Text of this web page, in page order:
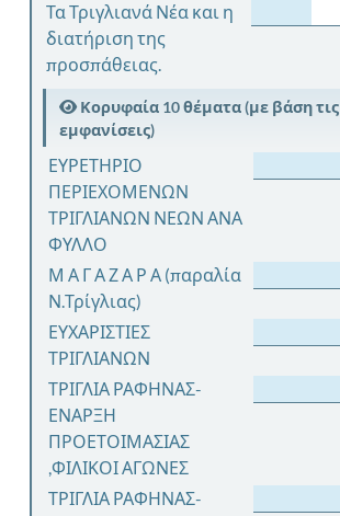
Τα Τριγλιανά Νέα και η
διατήριση της
προσπάθειας.
Κορυφαία 10 θέματα (με βάση τις
εμφανίσεις)
ΕΥΡΕΤΗΡΙΟ
ΠΕΡΙΕΧΟΜΕΝΩΝ
ΤΡΙΓΛΙΑΝΩΝ ΝΕΩΝ ΑΝΑ
ΦΥΛΛΟ
Μ Α Γ Α Ζ Α Ρ Α (παραλία
Ν.Τρίγλιας)
ΕΥΧΑΡΙΣΤΙΕΣ
ΤΡΙΓΛΙΑΝΩΝ
ΤΡΙΓΛΙΑ ΡΑΦΗΝΑΣ-
ΕΝΑΡΞΗ
ΠΡΟΕΤΟΙΜΑΣΙΑΣ
,ΦΙΛΙΚΟΙ ΑΓΩΝΕΣ
ΤΡΙΓΛΙΑ ΡΑΦΗΝΑΣ-